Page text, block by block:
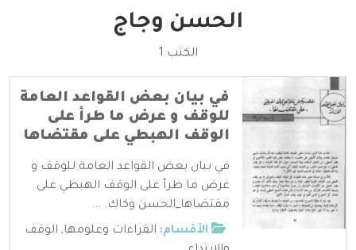
الحسن وجاج
الكتب 1
في بيان بعض القواعد العامة
للوقف و عرض ما طرأ على
الوقف الهبطي على مقتضاها
في بيان بعض القواعد العامة للوقف و
عرض ما طرأ على الوقف الهبطي على
مقتضاها_الحسن وكاك. ...
الأقسام: القراءات وعلومها, الوقف